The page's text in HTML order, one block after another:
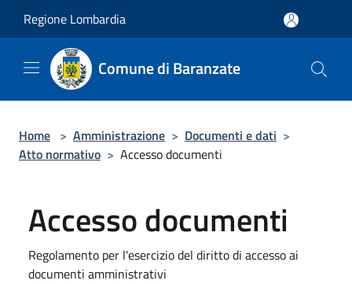
Regione Lombardia
Comune di Baranzate
Home > Amministrazione > Documenti e dati >
Atto normativo > Accesso documenti
Accesso documenti
Regolamento per l'esercizio del diritto di accesso ai
documenti amministrativi